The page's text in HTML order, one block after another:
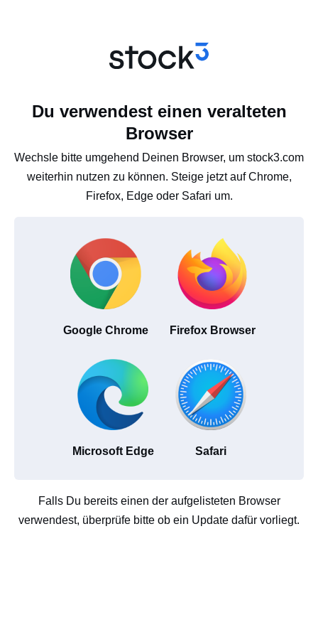
Du verwendest einen veralteten
Browser
Wechsle bitte umgehend Deinen Browser, um stock3.com
weiterhin nutzen zu können. Steige jetzt auf Chrome,
Firefox, Edge oder Safari um.
Google Chrome Firefox Browser
Microsoft Edge Safari
Falls Du bereits einen der aufgelisteten Browser
verwendest, überprüfe bitte ob ein Update dafür vorliegt.